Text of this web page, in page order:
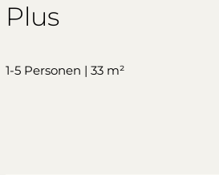
Plus
1-5 Personen | 33 m²